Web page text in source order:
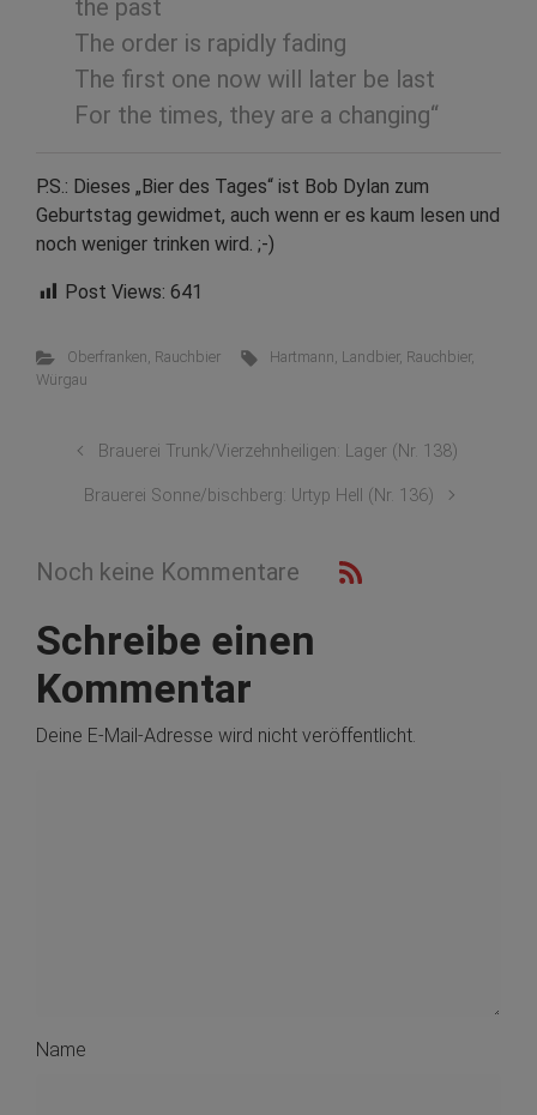
the past
The order is rapidly fading
The first one now will later be last
For the times, they are a changing“
P.S.: Dieses „Bier des Tages“ ist Bob Dylan zum
Geburtstag gewidmet, auch wenn er es kaum lesen und
noch weniger trinken wird. ;-)
Post Views: 641
Oberfranken, Rauchbier Hartmann, Landbier, Rauchbier,
Würgau
Brauerei Trunk/Vierzehnheiligen: Lager (Nr. 138)
Brauerei Sonne/bischberg: Urtyp Hell (Nr. 136)
Noch keine Kommentare
Schreibe einen
Kommentar
Deine E-Mail-Adresse wird nicht veröffentlicht.
Name